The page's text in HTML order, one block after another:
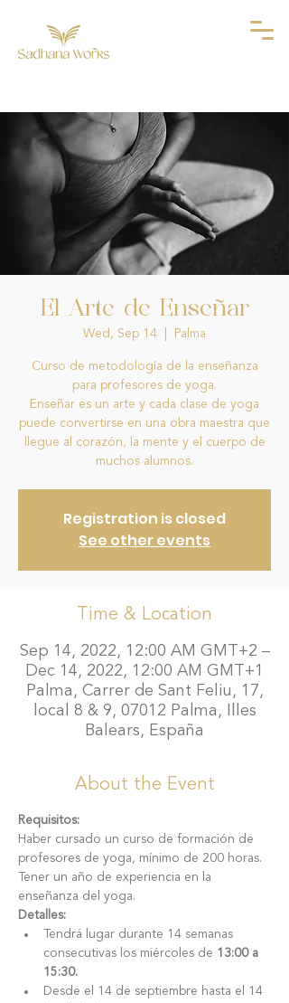
El Arte de Enseñar
Wed, Sep 14 Palma
Curso de metodología de la enseñanza
para profesores de yoga.
Enseñar es un arte y cada clase de yoga
puede convertirse en una obra maestra que
llegue al corazón, la mente y el cuerpo de
muchos alumnos.
Registration is closed
See other events
Time & Location
Sep 14, 2022, 12:00 AM GMT+2 –
Dec 14, 2022, 12:00 AM GMT+1
Palma, Carrer de Sant Feliu, 17,
local 8 & 9, 07012 Palma, Illes
Balears, España
About the Event
Requisitos:
Haber cursado un curso de formación de
profesores de yoga, mínimo de 200 horas.
Tener un año de experiencia en la
enseñanza del yoga.
Detalles:
Tendrá lugar durante 14 semanas
consecutivas los miércoles de 13:00 a
15:30.
Desde el 14 de septiembre hasta el 14